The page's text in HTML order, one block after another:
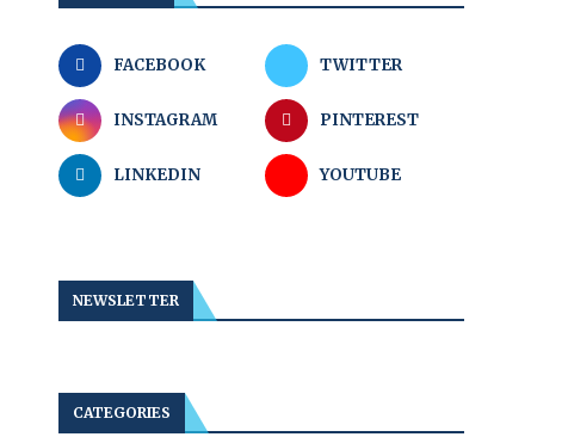
FACEBOOK TWITTER
INSTAGRAM PINTEREST
LINKEDIN YOUTUBE
NEWSLETTER
CATEGORIES